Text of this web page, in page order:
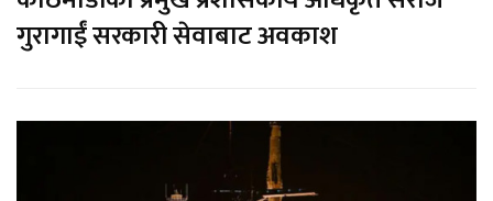
गुरागाईं सरकारी सेवाबाट अवकाश